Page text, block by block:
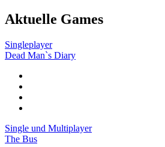
Aktuelle Games
Singleplayer
Dead Man`s Diary
Single und Multiplayer
The Bus